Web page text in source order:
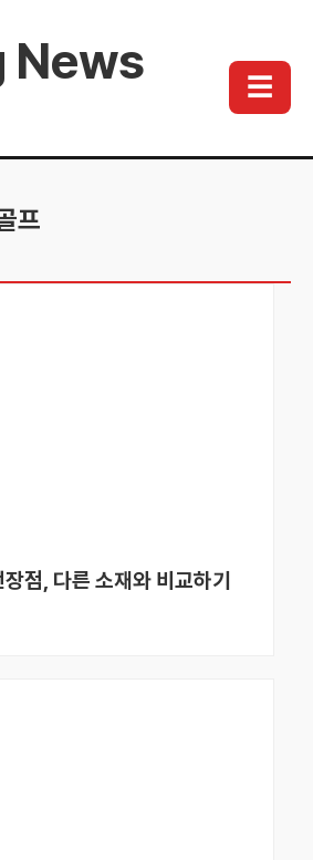
News ☰
프
점, 다른 소재와 비교하기